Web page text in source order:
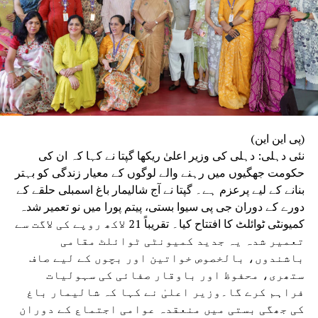
پرستی پھیلانے والوں کی ہم شدید مذمت کرتے ہیں۔
(پی این این)
نئی دہلی: دہلی کی وزیر اعلیٰ ریکھا گپتا نے کہا کہ ان کی
حکومت جھگیوں میں رہنے والے لوگوں کے معیار زندگی کو بہتر
بنانے کے لیے پرعزم ہے۔ گپتا نے آج شالیمار باغ اسمبلی حلقے کے
دورے کے دوران جی پی سیوا بستی، پیتم پورا میں نو تعمیر شدہ
کمیونٹی ٹوائلٹ کا افتتاح کیا۔ تقریباً 21 لاکھ روپے کی لاگت سے
تعمیر شدہ یہ جدید کمیونٹی ٹوائلٹ مقامی
باشندوں، بالخصوص خواتین اور بچوں کے لیے صاف
ستھری، محفوظ اور باوقار صفائی کی سہولیات
فراہم کرے گا۔وزیر اعلیٰ نے کہا کہ شالیمار باغ
کی جھگی بستی میں منعقدہ عوامی اجتماع کے دوران